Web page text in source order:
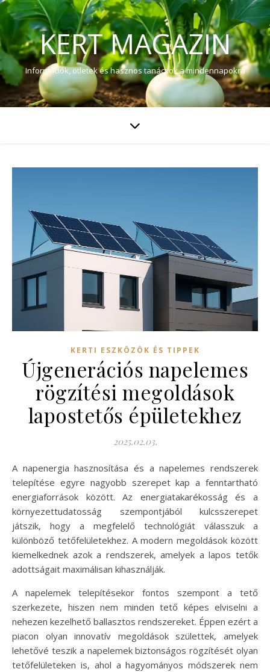
KERT MAGAZIN
Információk, ötletek és hasznos tanácsok a mindennapokra
KERTI ESZKÖZÖK ÉS TIPPEK
Újgenerációs napelemes
rögzítési megoldások
lapostetős épületekhez
2025.02.03.
A napenergia hasznosítása és a napelemes rendszerek
telepítése egyre nagyobb szerepet kap a fenntartható
energiaforrások között. Az energiatakarékosság és a
környezettudatosság szempontjából kulcsszerepet
játszik, hogy a megfelelő technológiát válasszuk a
különböző tetőfelületekhez. A modern megoldások között
kiemelkednek azok a rendszerek, amelyek a lapos tetők
adottságait maximálisan kihasználják.
A napelemek telepítésekor fontos szempont a tető
szerkezete, hiszen nem minden tető képes elviselni a
nehezen kezelhető ballasztos rendszereket. Éppen ezért a
piacon olyan innovatív megoldások születtek, amelyek
lehetővé teszik a napelemek biztonságos rögzítését olyan
tetőfelületeken is, ahol a hagyományos módszerek nem